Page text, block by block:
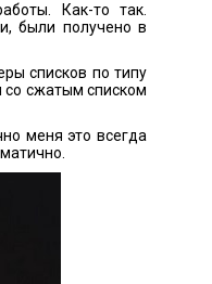
Как-то так.
были получено в
списков по типу
со сжатым списком
меня это всегда